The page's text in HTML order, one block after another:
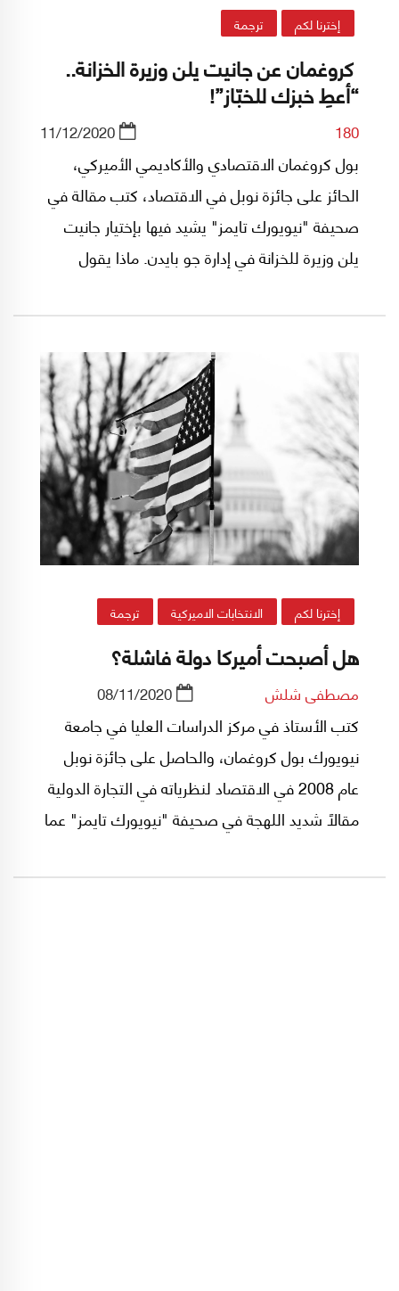
إخترنا لكم ترجمة
كروغمان عن جانيت يلن وزيرة الخزانة..
“أعطِ خبزك للخبّاز”!
180
11/12/2020
بول كروغمان الاقتصادي والأكاديمي الأميركي،
الحائز على جائزة نوبل في الاقتصاد، كتب مقالة في
صحيفة "نيويورك تايمز" يشيد فيها بإختيار جانيت
يلن وزيرة للخزانة في إدارة جو بايدن. ماذا يقول
إخترنا لكم الانتخابات الاميركية ترجمة
هل أصبحت أميركا دولة فاشلة؟
مصطفى شلش 08/11/2020
كتب الأستاذ في مركز الدراسات العليا في جامعة
نيويورك بول كروغمان، والحاصل على جائزة نوبل
عام 2008 في الاقتصاد لنظرياته في التجارة الدولية
مقالاً شديد اللهجة في صحيفة "نيويورك تايمز" عما